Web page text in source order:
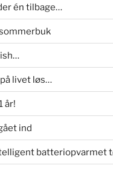
én tilbage…
livet løs…
år!
ind
batteriopvarmet